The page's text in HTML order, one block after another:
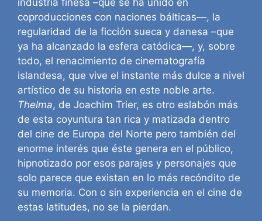
industria finesa –que se ha unido en
coproducciones con naciones bálticas—, la
regularidad de la ficción sueca y danesa –que
ya ha alcanzado la esfera catódica—, y, sobre
todo, el renacimiento de cinematografía
islandesa, que vive el instante más dulce a nivel
artístico de su historia en este noble arte.
Thelma, de Joachim Trier, es otro eslabón más
de esta coyuntura tan rica y matizada dentro
del cine de Europa del Norte pero también del
enorme interés que éste genera en el público,
hipnotizado por esos parajes y personajes que
solo parece que existan en lo más recóndito de
su memoria. Con o sin experiencia en el cine de
estas latitudes, no se la pierdan.